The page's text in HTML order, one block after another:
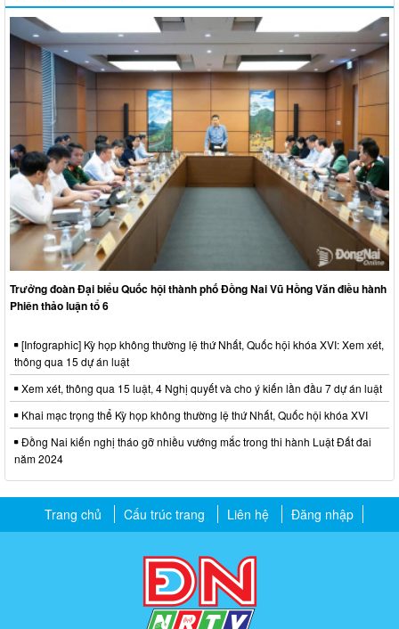
Trưởng đoàn Đại biểu Quốc hội thành phố Đồng Nai Vũ Hồng Văn điều hành
Phiên thảo luận tổ 6
[Infographic] Kỳ họp không thường lệ thứ Nhất, Quốc hội khóa XVI: Xem xét,
thông qua 15 dự án luật
Xem xét, thông qua 15 luật, 4 Nghị quyết và cho ý kiến lần đầu 7 dự án luật
Khai mạc trọng thể Kỳ họp không thường lệ thứ Nhất, Quốc hội khóa XVI
Đồng Nai kiến nghị tháo gỡ nhiều vướng mắc trong thi hành Luật Đất đai
năm 2024
Trang chủ Cấu trúc trang Liên hệ Đăng nhập